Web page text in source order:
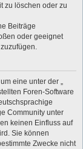
zu löschen oder zu
Beiträge
oder geeignet
eine unter der „
Foren-Software
Community unter
keinen Einfluss auf
Sie können
Zwecke nicht